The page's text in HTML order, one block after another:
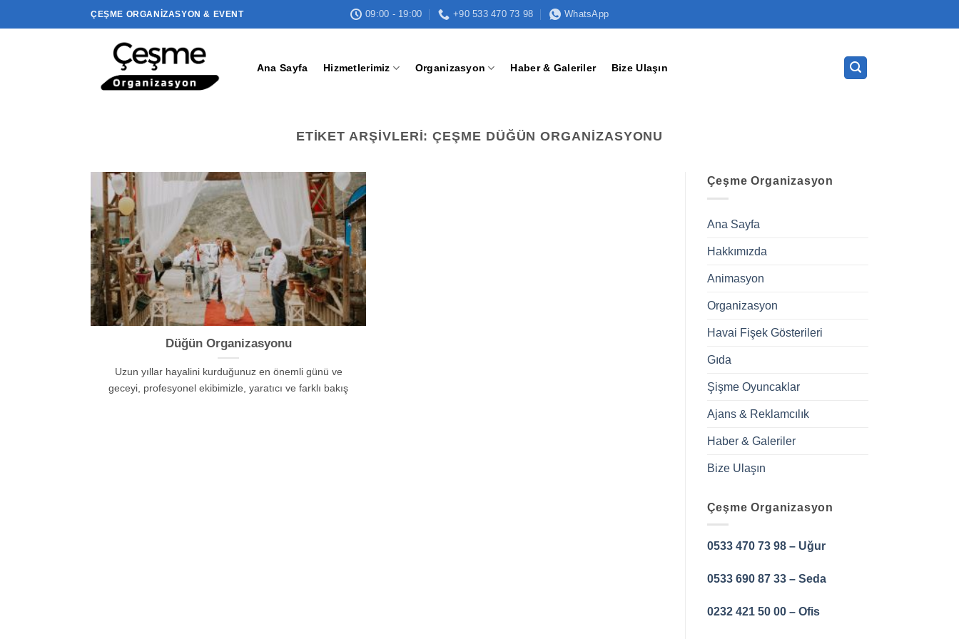
atla
ÇEŞME ORGANIZASYON & EVENT 09:00 - 19:00 +90 533 470 73 98 WhatsApp
Ana Sayfa Hizmetlerimiz Organizasyon Haber & Galeriler Bize Ulaşın
ETIKET ARŞIVLERI:ÇEŞME DÜĞÜN ORGANIZASYONU
Düğün Organizasyonu
Uzun yıllar hayalini kurduğunuz en önemli günü ve
geceyi, profesyonel ekibimizle, yaratıcı ve farklı bakış
Çeşme Organizasyon
Ana Sayfa
Hakkımızda
Animasyon
Organizasyon
Havai Fişek Gösterileri
Gıda
Şişme Oyuncaklar
Ajans & Reklamcılık
Haber & Galeriler
Bize Ulaşın
Çeşme Organizasyon
0533 470 73 98 – Uğur
0533 690 87 33 – Seda
0232 421 50 00 – Ofis